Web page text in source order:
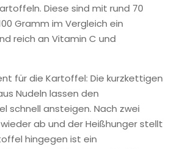
Diese sind mit rund 70
Gramm im Vergleich ein
reich an Vitamin C und
für die Kartoffel: Die kurzkettigen
Nudeln lassen den
schnell ansteigen. Nach zwei
ab und der Heißhunger stellt
hingegen ist ein